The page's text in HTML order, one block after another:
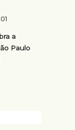
a
Paulo